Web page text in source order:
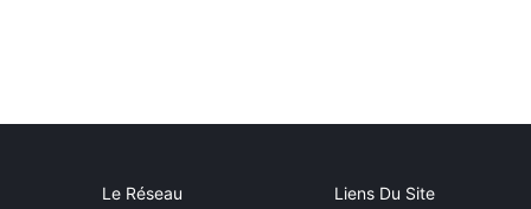
Le Réseau Liens Du Site